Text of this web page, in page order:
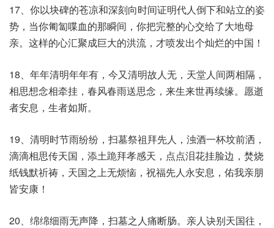
17、你以块碑的苍凉和深刻向时间证明代人倒下和站立的姿
势，当你匍匐喋血的那瞬间，你把完整的心交给了大地母
亲。这样的心汇聚成巨大的洪流，才喷发出个灿烂的中国！
18、年年清明年年有，今又清明故人无，天堂人间两相隔，
相思想念相牵挂，春风春雨送思念，来生来世再续缘。愿逝
者安息，生者如斯。
19、清明时节雨纷纷，扫墓祭祖拜先人，浊酒一杯坟前洒，
滴滴相思传天国，添土跪拜孝感天，点点泪花挂脸边，焚烧
纸钱默祈祷，天国之上无烦恼，祝福先人永安息，佑我亲朋
皆安康！
20、绵绵细雨无声降，扫墓之人痛断肠。亲人诀别天国往，